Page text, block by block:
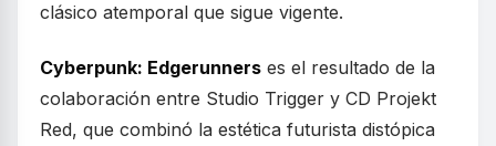
clásico atemporal que sigue vigente.
Cyberpunk: Edgerunners es el resultado de la
colaboración entre Studio Trigger y CD Projekt
Red, que combinó la estética futurista distópica